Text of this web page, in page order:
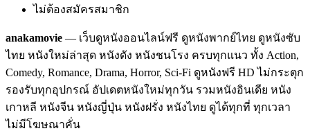
ไม่ต้องสมัครสมาชิก
anakamovie — เว็บดูหนังออนไลน์ฟรี ดูหนังพากย์ไทย ดูหนังซับ
ไทย หนังใหม่ล่าสุด หนังดัง หนังชนโรง ครบทุกแนว ทั้ง Action,
Comedy, Romance, Drama, Horror, Sci-Fi ดูหนังฟรี HD ไม่กระตุก
รองรับทุกอุปกรณ์ อัปเดตหนังใหม่ทุกวัน รวมหนังอินเดีย หนัง
เกาหลี หนังจีน หนังญี่ปุ่น หนังฝรั่ง หนังไทย ดูได้ทุกที่ ทุกเวลา
ไม่มีโฆษณาคั่น